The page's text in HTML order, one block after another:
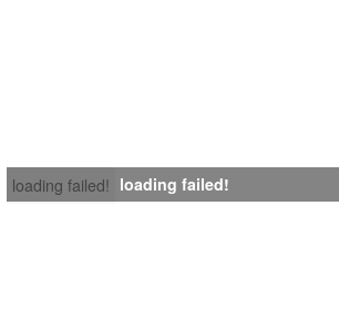
loading failed! loading failed!